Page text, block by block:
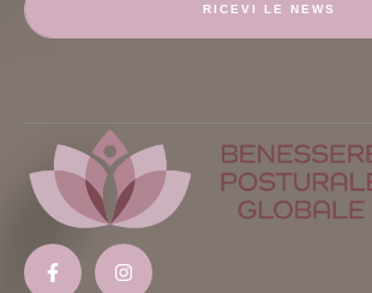
RICEVI LE NEWS